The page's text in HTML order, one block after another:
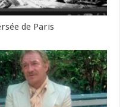
de Paris